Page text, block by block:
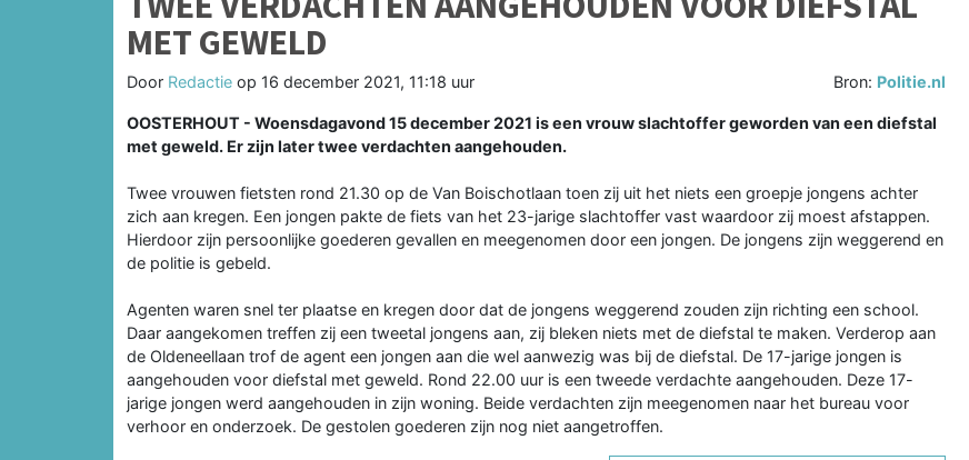
MET GEWELD
Door Redactie op 16 december 2021, 11:18 uur Bron: Politie.nl
OOSTERHOUT - Woensdagavond 15 december 2021 is een vrouw slachtoffer geworden van een diefstal
met geweld. Er zijn later twee verdachten aangehouden.
Twee vrouwen fietsten rond 21.30 op de Van Boischotlaan toen zij uit het niets een groepje jongens achter
zich aan kregen. Een jongen pakte de fiets van het 23-jarige slachtoffer vast waardoor zij moest afstappen.
Hierdoor zijn persoonlijke goederen gevallen en meegenomen door een jongen. De jongens zijn weggerend en
de politie is gebeld.
Agenten waren snel ter plaatse en kregen door dat de jongens weggerend zouden zijn richting een school.
Daar aangekomen treffen zij een tweetal jongens aan, zij bleken niets met de diefstal te maken. Verderop aan
de Oldeneellaan trof de agent een jongen aan die wel aanwezig was bij de diefstal. De 17-jarige jongen is
aangehouden voor diefstal met geweld. Rond 22.00 uur is een tweede verdachte aangehouden. Deze 17-
jarige jongen werd aangehouden in zijn woning. Beide verdachten zijn meegenomen naar het bureau voor
verhoor en onderzoek. De gestolen goederen zijn nog niet aangetroffen.